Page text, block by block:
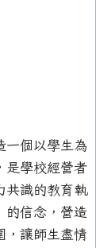
一個以學生為
是學校經營者
共識的教育執
的信念，營造
，讓師生盡情